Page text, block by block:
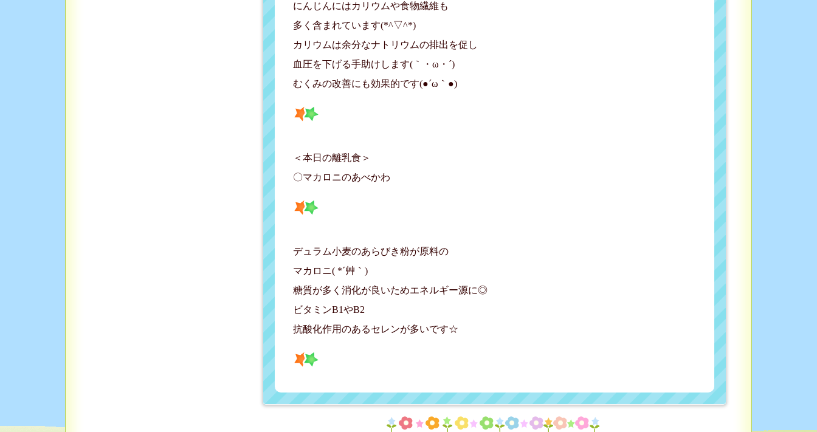
にんじんにはカリウムや食物繊維も
多く含まれています(*^▽^*)
カリウムは余分なナトリウムの排出を促し
血圧を下げる手助けします(｀・ω・´)ゞ
むくみの改善にも効果的です(●´ω｀●)
＜本日の離乳食＞
〇マカロニのあべかわ
デュラム小麦のあらびき粉が原料の
マカロニ( *´艸｀)
糖質が多く消化が良いためエネルギー源に◎
ビタミンB1やB2
抗酸化作用のあるセレンが多いです☆